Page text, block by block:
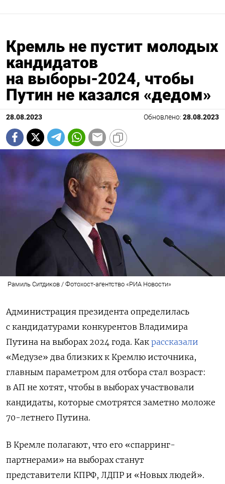
Кремль не пустит молодых
кандидатов
на выборы-2024, чтобы
Путин не казался «дедом»
28.08.2023 Обновлено: 28.08.2023
Рамиль Ситдиков / Фотохост-агентство «РИА Новости»
Администрация президента определилась
с кандидатурами конкурентов Владимира
Путина на выборах 2024 года. Как рассказали
«Медузе» два близких к Кремлю источника,
главным параметром для отбора стал возраст:
в АП не хотят, чтобы в выборах участвовали
кандидаты, которые смотрятся заметно моложе
70-летнего Путина.
В Кремле полагают, что его «спарринг-
партнерами» на выборах станут
представители КПРФ, ЛДПР и «Новых людей».